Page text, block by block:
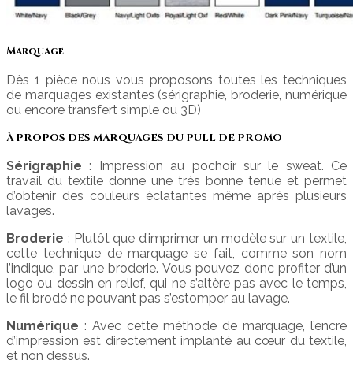
Marquage
Dès 1 pièce nous vous proposons toutes les techniques
de marquages existantes (sérigraphie, broderie, numérique
ou encore transfert simple ou 3D)
À PROPOS DES MARQUAGES DU PULL DE PROMO
Sérigraphie : Impression au pochoir sur le sweat. Ce
travail du textile donne une très bonne tenue et permet
d’obtenir des couleurs éclatantes même après plusieurs
lavages.
Broderie : Plutôt que d’imprimer un modèle sur un textile,
cette technique de marquage se fait, comme son nom
l’indique, par une broderie. Vous pouvez donc profiter d’un
logo ou dessin en relief, qui ne s’altère pas avec le temps,
le fil brodé ne pouvant pas s’estomper au lavage.
Numérique : Avec cette méthode de marquage, l’encre
d’impression est directement implanté au cœur du textile,
et non dessus.